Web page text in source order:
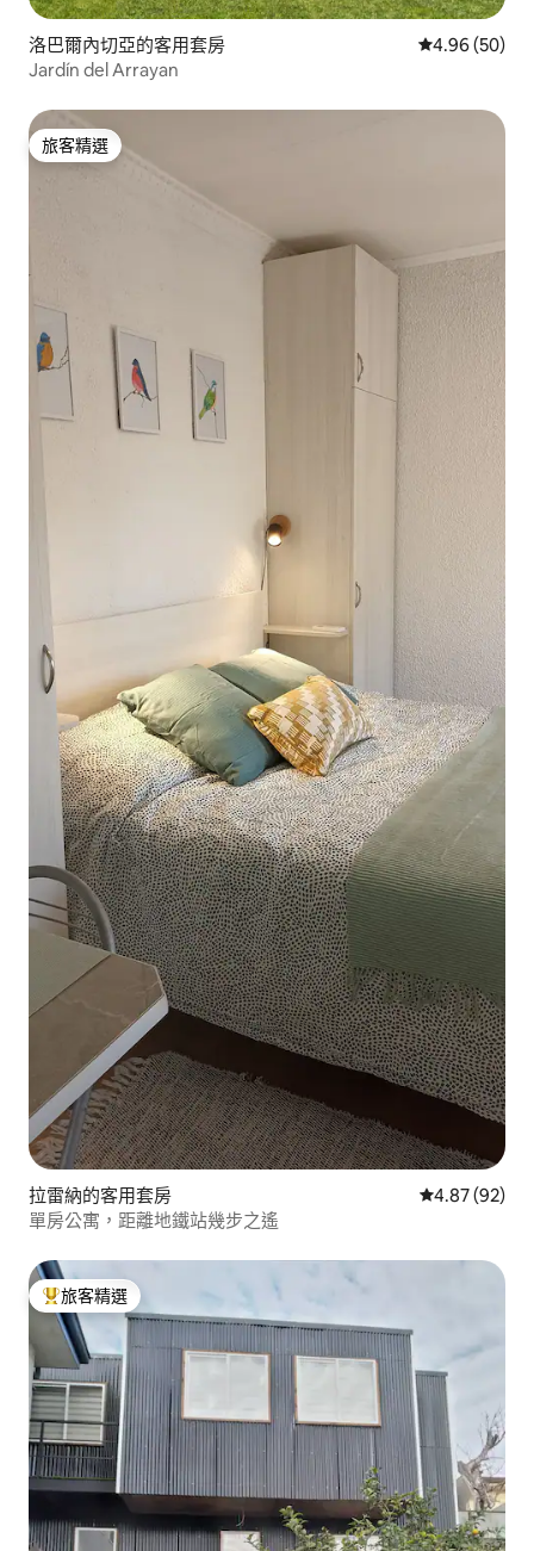
洛巴爾內切亞的客用套房 從 50 則評價
4.96 (50)
Jardín del Arrayan
旅客精選
旅客精選
拉雷納的客用套房 從 92 則評價
4.87 (92)
單房公寓，距離地鐵站幾步之遙
旅客精選榜首
旅客精選